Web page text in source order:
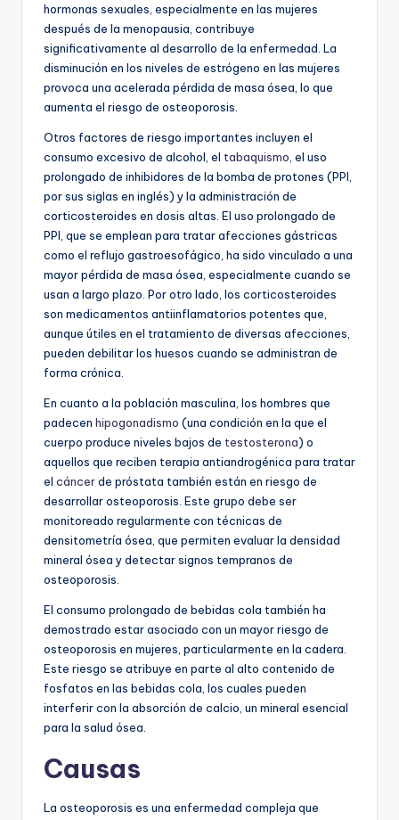
hormonas sexuales, especialmente en las mujeres
después de la menopausia, contribuye
significativamente al desarrollo de la enfermedad. La
disminución en los niveles de estrógeno en las mujeres
provoca una acelerada pérdida de masa ósea, lo que
aumenta el riesgo de osteoporosis.
Otros factores de riesgo importantes incluyen el
consumo excesivo de alcohol, el tabaquismo , el uso
prolongado de inhibidores de la bomba de protones (PPI,
por sus siglas en inglés) y la administración de
corticosteroides en dosis altas. El uso prolongado de
PPI, que se emplean para tratar afecciones gástricas
como el reflujo gastroesofágico, ha sido vinculado a una
mayor pérdida de masa ósea, especialmente cuando se
usan a largo plazo. Por otro lado, los corticosteroides
son medicamentos antiinflamatorios potentes que,
aunque útiles en el tratamiento de diversas afecciones,
pueden debilitar los huesos cuando se administran de
forma crónica.
En cuanto a la población masculina, los hombres que
padecen hipogonadismo (una condición en la que el
cuerpo produce niveles bajos de testosterona) o
aquellos que reciben terapia antiandrogénica para tratar
el cáncerde próstata también están en riesgo de
desarrollar osteoporosis. Este grupo debe ser
monitoreado regularmente con técnicas de
densitometría ósea, que permiten evaluar la densidad
mineral ósea y detectar signos tempranos de
osteoporosis.
El consumo prolongado de bebidas cola también ha
demostrado estar asociado con un mayor riesgo de
osteoporosis en mujeres, particularmente en la cadera.
Este riesgo se atribuye en parte al alto contenido de
fosfatos en las bebidas cola, los cuales pueden
interferir con la absorción de calcio, un mineral esencial
para la salud ósea.
Causas
La osteoporosis es una enfermedad compleja que